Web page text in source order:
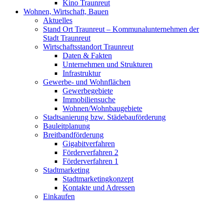
Kino Traunreut
Wohnen, Wirtschaft, Bauen
Aktuelles
Stand Ort Traunreut – Kommunalunternehmen der
Stadt Traunreut
Wirtschaftsstandort Traunreut
Daten & Fakten
Unternehmen und Strukturen
Infrastruktur
Gewerbe- und Wohnflächen
Gewerbegebiete
Immobiliensuche
Wohnen/Wohnbaugebiete
Stadtsanierung bzw. Städebauförderung
Bauleitplanung
Breitbandförderung
Gigabitverfahren
Förderverfahren 2
Förderverfahren 1
Stadtmarketing
Stadtmarketingkonzept
Kontakte und Adressen
Einkaufen